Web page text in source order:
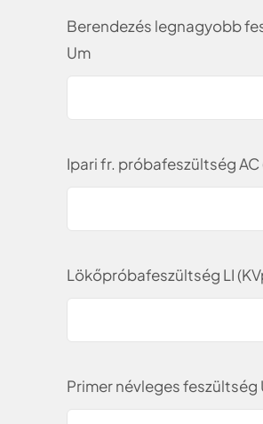
Berendezés legnagyobb
Um
Ipari fr. próbafeszültség AC
Lökőpróbafeszültség LI
Primer névleges feszültség